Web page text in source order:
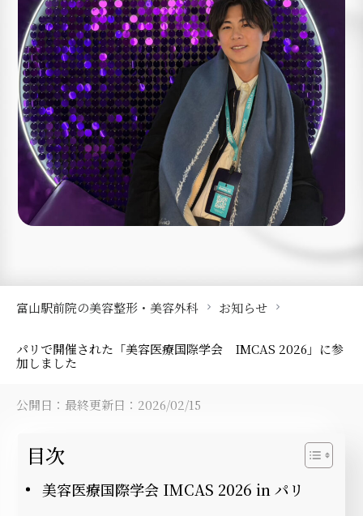
富山駅前院の美容整形・美容外科 お知らせ
パリで開催された「美容医療国際学会 IMCAS 2026」に参
加しました
公開日： 最終更新日：2026/02/15
目次
美容医療国際学会 IMCAS 2026 in パリ